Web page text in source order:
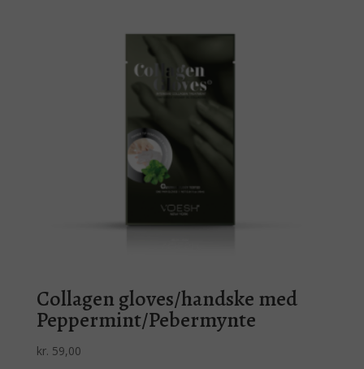
Collagen gloves/handske med
Peppermint/Pebermynte
kr. 59,00